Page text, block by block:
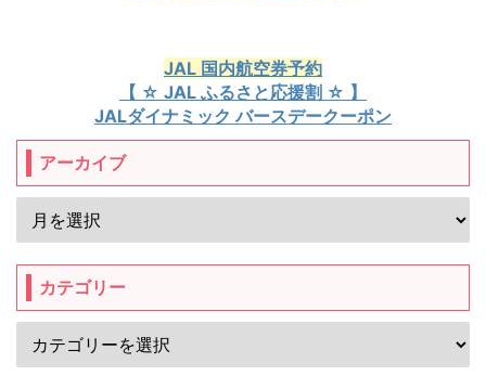
JAL 国内航空券予約
【 ☆ JAL ふるさと応援割 ☆ 】
JALダイナミック バースデークーポン
アーカイブ
カテゴリー